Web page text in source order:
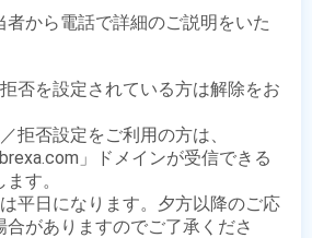
者から電話で詳細のご説明をいた
否を設定されている方は解除をお
拒否設定をご利用の方は、
」ドメインが受信できる
す。
平日になります。夕方以降のご応
がありますのでご了承くださ